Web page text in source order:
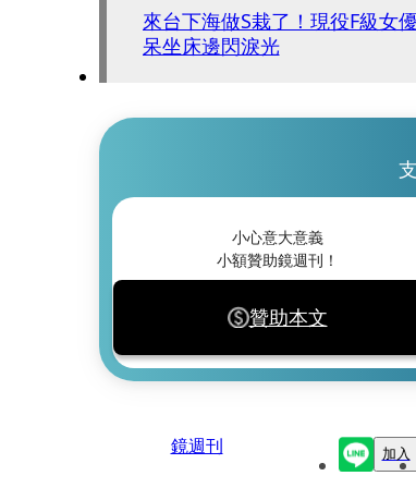
來台下海做S栽了！現役F級
呆坐床邊閃淚光
小心意大意義
小額贊助鏡週刊！
贊助本文
鏡週刊 加入